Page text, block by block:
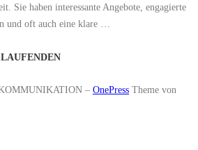
Sie haben interessante Angebote, engagierte
und oft auch eine klare …
– OnePress Theme von